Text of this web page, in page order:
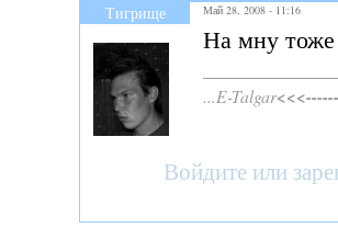
Тигрище Май 28, 2008 - 11:16
На мну тоже
...E-Talgar
Войдите или